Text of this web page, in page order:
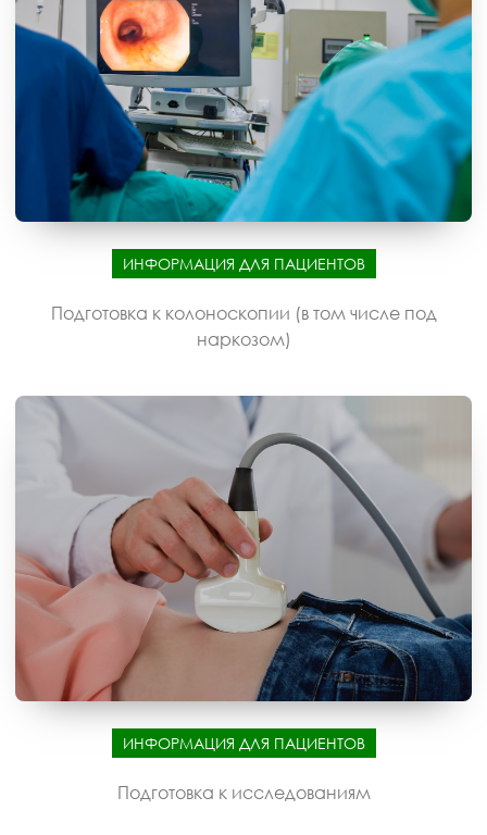
ИНФОРМАЦИЯ ДЛЯ ПАЦИЕНТОВ
Подготовка к колоноскопии (в том числе под
наркозом)
ИНФОРМАЦИЯ ДЛЯ ПАЦИЕНТОВ
Подготовка к исследованиям